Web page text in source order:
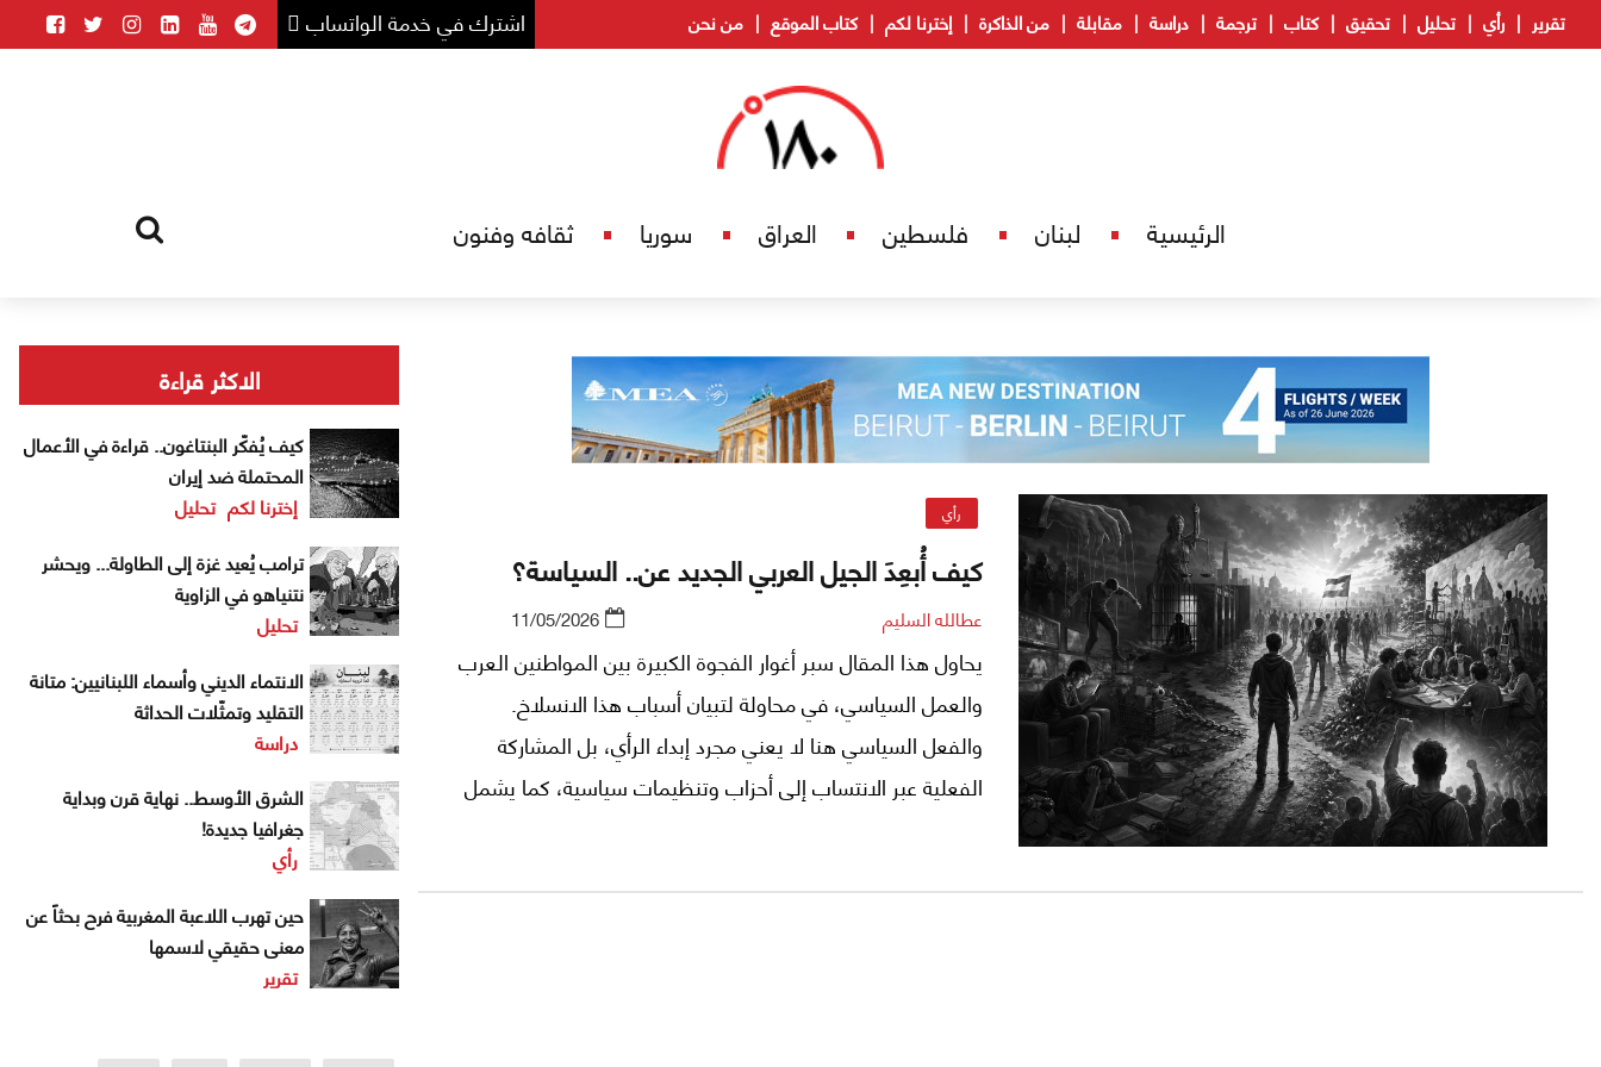
اشترك في خدمة الواتساب تقرير رأي تحليل تحقيق كتاب ترجمة دراسة مقابلة من الذاكرة إخترنا لكم كتاب الموقع من نحن
الرئيسية لبنان فلسطين العراق سوريا ثقافه وفنون
رأي
كيف أُبعِدَ الجيل العربي الجديد عن.. السياسة؟
عطالله السليم 11/05/2026
يحاول هذا المقال سبر أغوار الفجوة الكبيرة بين المواطنين العرب
والعمل السياسي، في محاولة لتبيان أسباب هذا الانسلاخ.
والفعل السياسي هنا لا يعني مجرد إبداء الرأي، بل المشاركة
الفعلية عبر الانتساب إلى أحزاب وتنظيمات سياسية، كما يشمل
الاكثر قراءة
كيف يُفكّر البنتاغون.. قراءة في الأعمال
المحتملة ضد إيران
إخترنا لكم تحليل
ترامب يُعيد غزة إلى الطاولة... ويحشر
نتنياهو في الزاوية
تحليل
الانتماء الديني وأسماء اللبنانيين: متانة
التقليد وتمثّلات الحداثة
دراسة
الشرق الأوسط.. نهاية قرن وبداية
جغرافيا جديدة!
رأي
حين تهرب اللاعبة المغربية فرح بحثاً عن
معنى حقيقي لاسمها
تقرير